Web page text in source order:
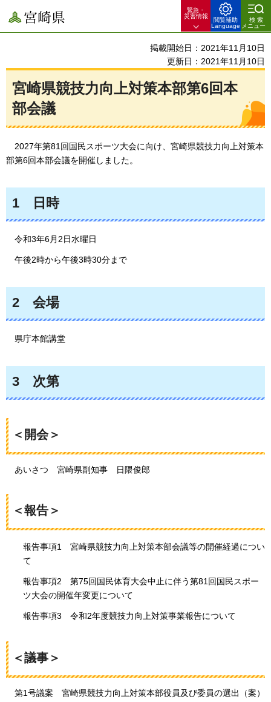
宮崎県
緊急・
災害情報
閲覧補助
Language
検索
メニュー
掲載開始日：2021年11月10日
更新日：2021年11月10日
宮崎県競技力向上対策本部第6回本
部会議
2027年第81回国民スポーツ大会に向け、宮崎県競技力向上対策本
部第6回本部会議を開催しました。
1 日 時
令和3年6月2日水曜日
午後2時から午後3時30分まで
2 会場
県庁本館講堂
3 次第
＜開会＞
あいさつ 宮崎県副知事 日隈俊郎
＜報告＞
報告事項1
宮崎県競技力向上対策本部会議等の開催経過につい
て
報告事項2
第75回国民体育大会中止に伴う第81回国民スポー
ツ大会の開催年変更について
報告事項3 令和2年度競技力向上対策事業報告について
＜議事＞
第1号議案 宮崎県競技力向上対策本部役員及び委員の選出（案）